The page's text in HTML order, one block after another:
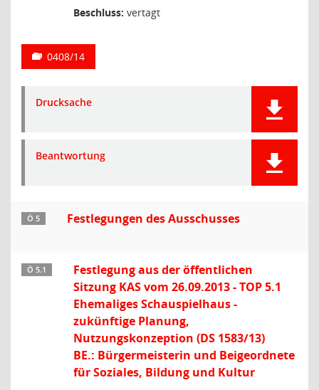
Beschluss: vertagt
0408/14
Drucksache
Beantwortung
Ö 5 Festlegungen des Ausschusses
Ö 5.1
Festlegung aus der öffentlichen
Sitzung KAS vom 26.09.2013 - TOP 5.1
Ehemaliges Schauspielhaus -
zukünftige Planung,
Nutzungskonzeption (DS 1583/13)
BE.: Bürgermeisterin und Beigeordnete
für Soziales, Bildung und Kultur